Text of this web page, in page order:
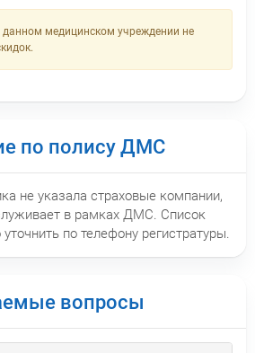
данном медицинском учреждении не
по полису ДМС
не указала страховые компании,
в рамках ДМС. Список
по телефону регистратуры.
вопросы